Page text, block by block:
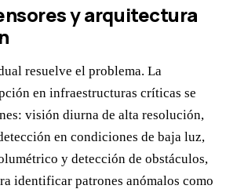
y arquitectura
resuelve el problema. La
en infraestructuras críticas se
visión diurna de alta resolución,
en condiciones de baja luz,
y detección de obstáculos,
identificar patrones anómalos como